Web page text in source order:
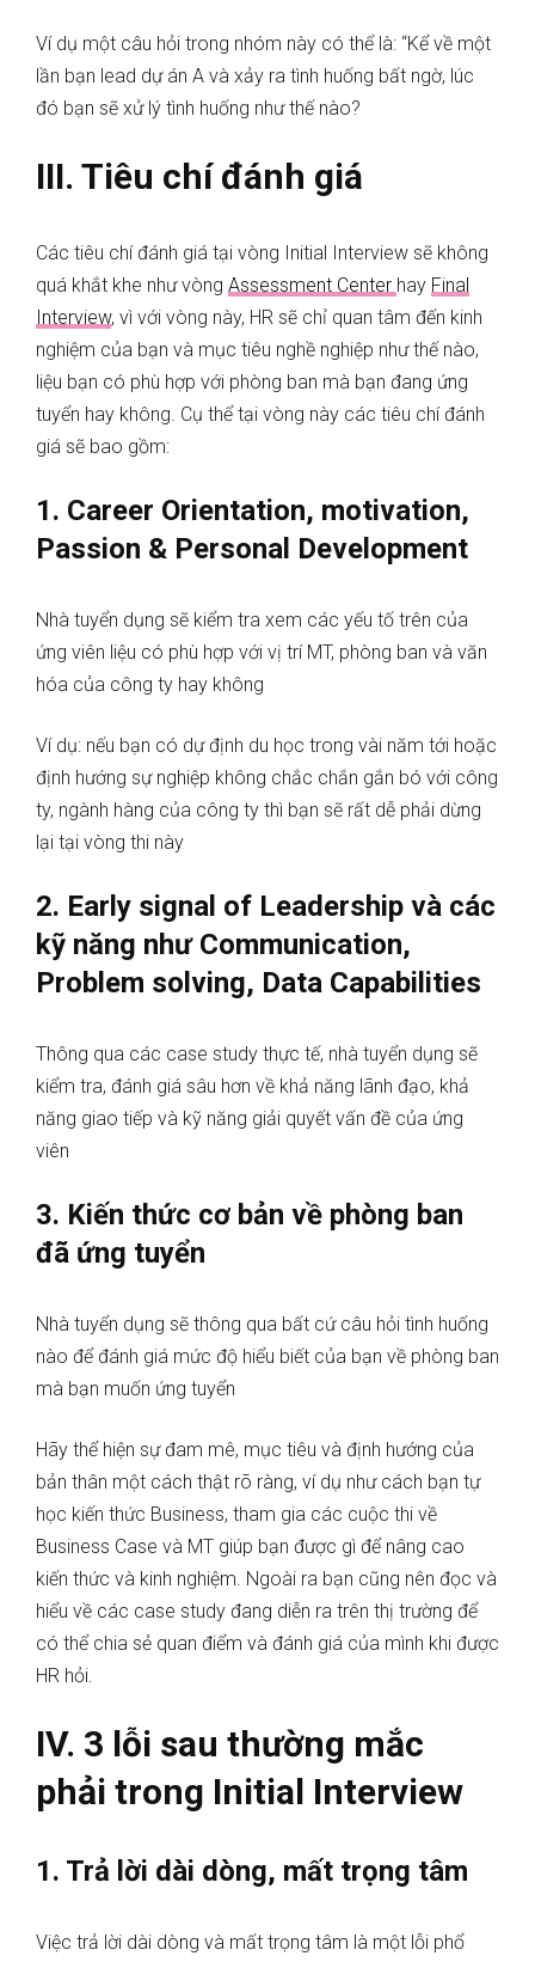
Ví dụ một câu hỏi trong nhóm này có thể là: “Kể về một
lần bạn lead dự án A và xảy ra tình huống bất ngờ, lúc
đó bạn sẽ xử lý tình huống như thế nào?
III. Tiêu chí đánh giá
Các tiêu chí đánh giá tại vòng Initial Interview sẽ không
quá khắt khe như vòng Assessment Center hay Final
Interview, vì với vòng này, HR sẽ chỉ quan tâm đến kinh
nghiệm của bạn và mục tiêu nghề nghiệp như thế nào,
liệu bạn có phù hợp với phòng ban mà bạn đang ứng
tuyển hay không. Cụ thể tại vòng này các tiêu chí đánh
giá sẽ bao gồm:
1. Career Orientation, motivation,
Passion & Personal Development
Nhà tuyển dụng sẽ kiểm tra xem các yếu tố trên của
ứng viên liệu có phù hợp với vị trí MT, phòng ban và văn
hóa của công ty hay không
Ví dụ: nếu bạn có dự định du học trong vài năm tới hoặc
định hướng sự nghiệp không chắc chắn gắn bó với công
ty, ngành hàng của công ty thì bạn sẽ rất dễ phải dừng
lại tại vòng thi này
2. Early signal of Leadership và các
kỹ năng như Communication,
Problem solving, Data Capabilities
Thông qua các case study thực tế, nhà tuyển dụng sẽ
kiểm tra, đánh giá sâu hơn về khả năng lãnh đạo, khả
năng giao tiếp và kỹ năng giải quyết vấn đề của ứng
viên
3. Kiến thức cơ bản về phòng ban
đã ứng tuyển
Nhà tuyển dụng sẽ thông qua bất cứ câu hỏi tình huống
nào để đánh giá mức độ hiểu biết của bạn về phòng ban
mà bạn muốn ứng tuyển
Hãy thể hiện sự đam mê, mục tiêu và định hướng của
bản thân một cách thật rõ ràng, ví dụ như cách bạn tự
học kiến thức Business, tham gia các cuộc thi về
Business Case và MT giúp bạn được gì để nâng cao
kiến thức và kinh nghiệm. Ngoài ra bạn cũng nên đọc và
hiểu về các case study đang diễn ra trên thị trường để
có thể chia sẻ quan điểm và đánh giá của mình khi được
HR hỏi.
IV. 3 lỗi sau thường mắc
phải trong Initial Interview
1. Trả lời dài dòng, mất trọng tâm
Việc trả lời dài dòng và mất trọng tâm là một lỗi phổ